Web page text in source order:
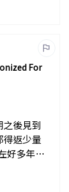
For
後見到
返少量
好多年，
返少少